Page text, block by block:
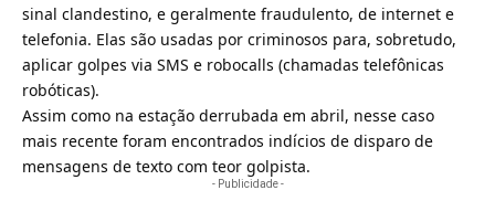
sinal clandestino, e geralmente fraudulento, de internet e
telefonia. Elas são usadas por criminosos para, sobretudo,
aplicar golpes via SMS e robocalls (chamadas telefônicas
robóticas).
Assim como na estação derrubada em abril, nesse caso
mais recente foram encontrados indícios de disparo de
mensagens de texto com teor golpista.
- Publicidade -